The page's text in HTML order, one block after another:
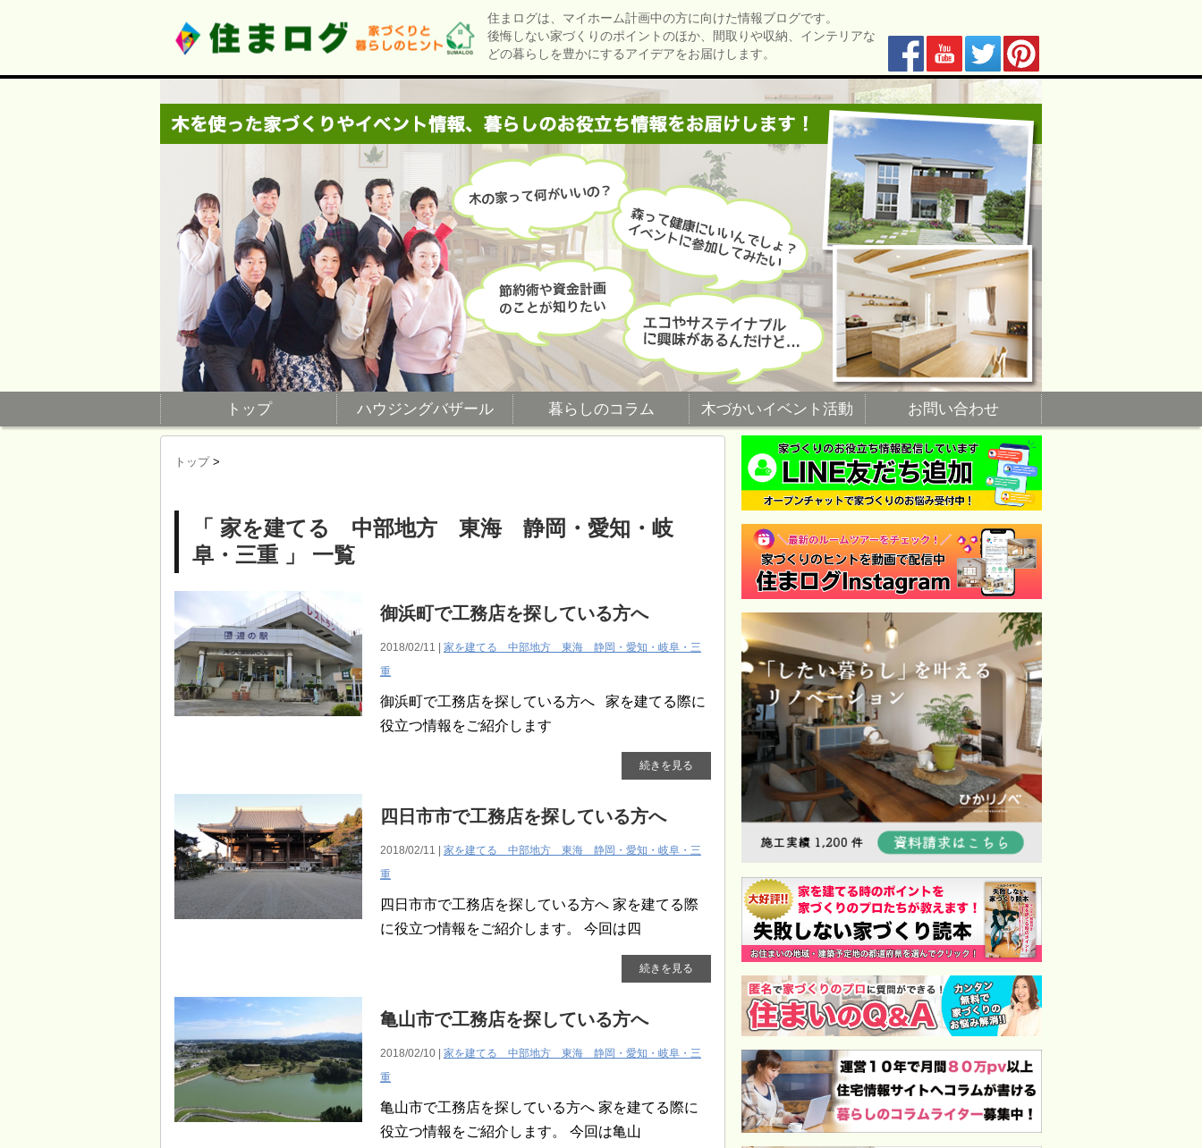
住まログは、マイホーム計画中の方に向けた情報ブログです。
後悔しない家づくりのポイントのほか、間取りや収納、インテリアな
どの暮らしを豊かにするアイデアをお届けします。
トップ ハウジングバザール 暮らしのコラム 木づかいイベント活動 お問い合わせ
トップ >
「 家を建てる 中部地方 東海 静岡・愛知・岐
阜・三重 」 一覧
御浜町で工務店を探している方へ
2018/02/11 | 家を建てる 中部地方 東海 静岡・愛知・岐阜・三
重
御浜町で工務店を探している方へ 家を建てる際に
役立つ情報をご紹介します
続きを見る
四日市市で工務店を探している方へ
2018/02/11 | 家を建てる 中部地方 東海 静岡・愛知・岐阜・三
重
四日市市で工務店を探している方へ 家を建てる際
に役立つ情報をご紹介します。 今回は四
続きを見る
亀山市で工務店を探している方へ
2018/02/10 | 家を建てる 中部地方 東海 静岡・愛知・岐阜・三
重
亀山市で工務店を探している方へ 家を建てる際に
役立つ情報をご紹介します。 今回は亀山